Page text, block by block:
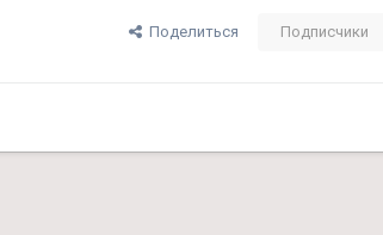
Поделиться Подписчики